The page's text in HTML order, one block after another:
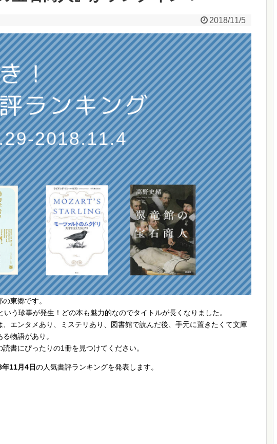
2018/11/5
東郷です。
う珍事が発生！どの本も魅力的なのでタイトルが長くなりました。
エンタメあり、ミステリあり、図書館で読んだ後、手元に置きたくて文庫
物語があり。
書にぴったりの1冊を見つけてください。
11月4日の人気書評ランキングを発表します。